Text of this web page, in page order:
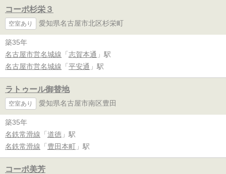
コーポ杉栄３
空室あり 愛知県名古屋市北区杉栄町
築35年
名古屋市営名城線 「 志賀本通 」駅
名古屋市営名城線 「 平安通 」駅
ラトゥール御替地
空室あり 愛知県名古屋市南区豊田
築35年
名鉄常滑線 「 道徳 」駅
名鉄常滑線 「 豊田本町 」駅
コーポ美芳